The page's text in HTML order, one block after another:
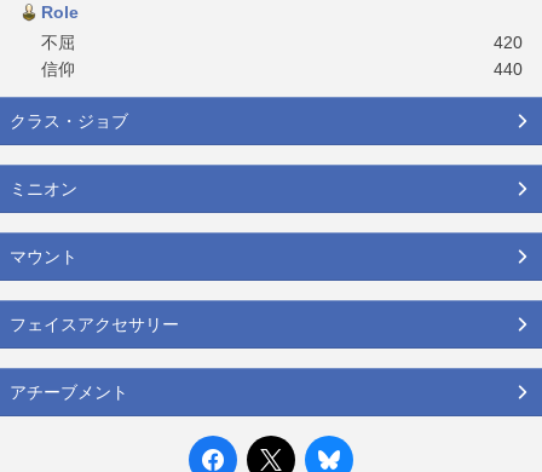
Role
不屈
420
信仰
440
クラス・ジョブ
ミニオン
マウント
フェイスアクセサリー
アチーブメント